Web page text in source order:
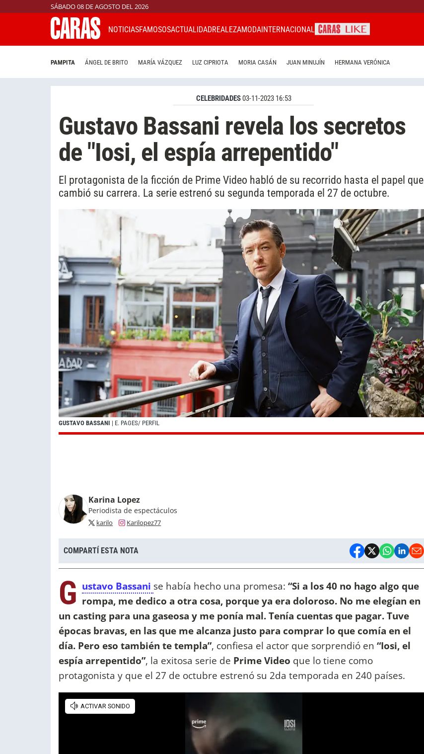
SÁBADO 08 DE AGOSTO DEL 2026
NOTICIASFAMOSOSACTUALIDADREALEZAMODAINTERNACIONAL
PAMPITA ÁNGEL DE BRITO MARÍA VÁZQUEZ LUZ CIPRIOTA MORIA CASÁN JUAN MINUJÍN HERMANA VERÓNICA
CELEBRIDADES03-11-2023 16:53
Gustavo Bassani revela los secretos
de "Iosi, el espía arrepentido"
El protagonista de la ficción de Prime Video habló de su recorrido hasta el papel que
cambió su carrera. La serie estrenó su segunda temporada el 27 de octubre.
GUSTAVO BASSANI | E. PAGES/ PERFIL
Karina Lopez
Periodista de espectáculos
karilo Karilopez77
COMPARTÍ ESTA NOTA
G ustavo Bassani se había hecho una promesa: “Si a los 40 no hago algo que
rompa, me dedico a otra cosa, porque ya era doloroso. No me elegían en
un casting para una gaseosa y me ponía mal. Tenía cuentas que pagar. Tuve
épocas bravas, en las que me alcanza justo para comprar lo que comía en el
día. Pero eso también te templa”, confiesa el actor que sorprendió en “Iosi, el
espía arrepentido”, la exitosa serie de Prime Video que lo tiene como
protagonista y que el 27 de octubre estrenó su 2da temporada en 240 países.